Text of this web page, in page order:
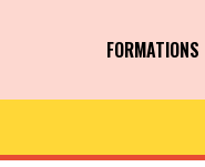
FORMATIONS